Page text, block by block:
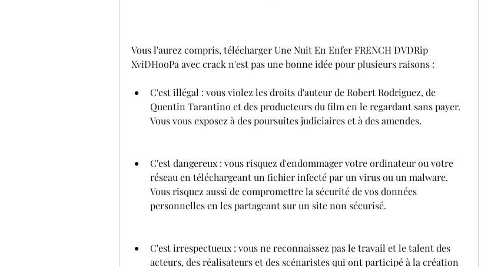
Vous l'aurez compris, télécharger Une Nuit En Enfer FRENCH DVDRip
XviDHooPa avec crack n'est pas une bonne idée pour plusieurs raisons :
C'est illégal : vous violez les droits d'auteur de Robert Rodriguez, de
Quentin Tarantino et des producteurs du film en le regardant sans payer.
Vous vous exposez à des poursuites judiciaires et à des amendes.
C'est dangereux : vous risquez d'endommager votre ordinateur ou votre
réseau en téléchargeant un fichier infecté par un virus ou un malware.
Vous risquez aussi de compromettre la sécurité de vos données
personnelles en les partageant sur un site non sécurisé.
C'est irrespectueux : vous ne reconnaissez pas le travail et le talent des
acteurs, des réalisateurs et des scénaristes qui ont participé à la création